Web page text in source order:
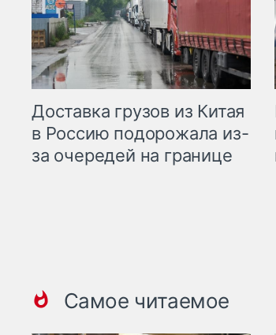
Доставка грузов из Китая
в Россию подорожала из-
за очередей на границе
Самое читаемое